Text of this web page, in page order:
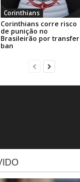
Corinthians
Corinthians corre risco
de punição no
Brasileirão por transfer
ban